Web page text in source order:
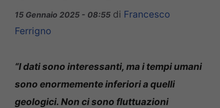
15 Gennaio 2025 - 08:55 di Francesco
Ferrigno
“I dati sono interessanti, ma i tempi umani
sono enormemente inferiori a quelli
geologici. Non ci sono fluttuazioni